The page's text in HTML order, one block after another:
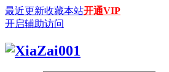
最近更新收藏本站开通VIP
开启辅助访问